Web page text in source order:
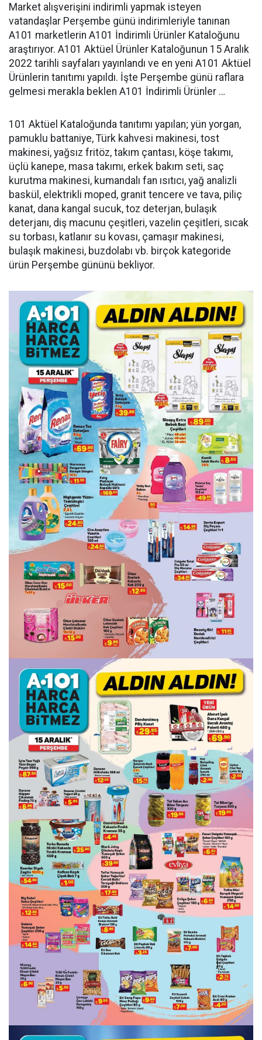
Market alışverişini indirimli yapmak isteyen
vatandaşlar Perşembe günü indirimleriyle tanınan
A101 marketlerin A101 İndirimli Ürünler Kataloğunu
araştırıyor. A101 Aktüel Ürünler Kataloğunun 15 Aralık
2022 tarihli sayfaları yayınlandı ve en yeni A101 Aktüel
Ürünlerin tanıtımı yapıldı. İşte Perşembe günü raflara
gelmesi merakla beklen A101 İndirimli Ürünler …
101 Aktüel Kataloğunda tanıtımı yapılan; yün yorgan,
pamuklu battaniye, Türk kahvesi makinesi, tost
makinesi, yağsız fritöz, takım çantası, köşe takımı,
üçlü kanepe, masa takımı, erkek bakım seti, saç
kurutma makinesi, kumandalı fan ısıtıcı, yağ analizli
baskül, elektrikli moped, granit tencere ve tava, piliç
kanat, dana kangal sucuk, toz deterjan, bulaşık
deterjanı, diş macunu çeşitleri, vazelin çeşitleri, sıcak
su torbası, katlanır su kovası, çamaşır makinesi,
bulaşık makinesi, buzdolabı vb. birçok kategoride
ürün Perşembe gününü bekliyor.